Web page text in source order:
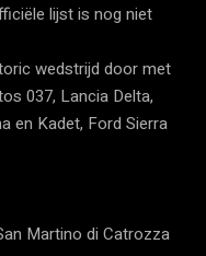
lijst is nog niet
wedstrijd door met
037, Lancia Delta,
en Kadet, Ford Sierra
Martino di Catrozza